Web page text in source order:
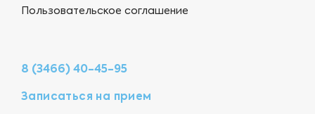
Пользовательское соглашение
8 (3466) 40-45-95
Записаться на прием